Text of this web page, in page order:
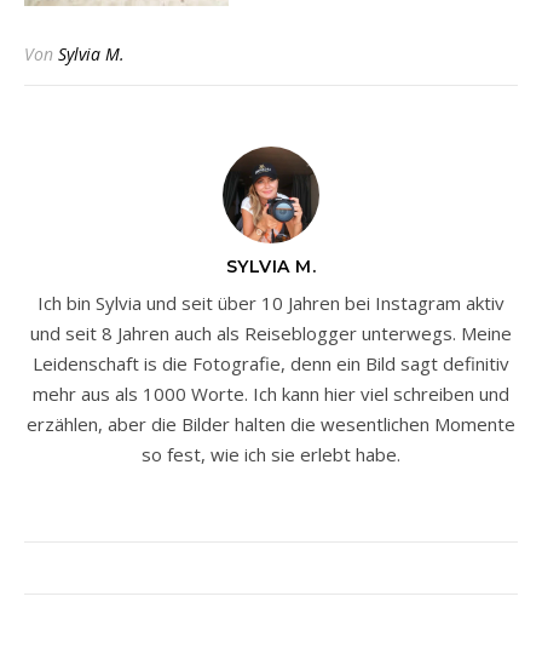
Von Sylvia M.
SYLVIA M.
Ich bin Sylvia und seit über 10 Jahren bei Instagram aktiv
und seit 8 Jahren auch als Reiseblogger unterwegs. Meine
Leidenschaft is die Fotografie, denn ein Bild sagt definitiv
mehr aus als 1000 Worte. Ich kann hier viel schreiben und
erzählen, aber die Bilder halten die wesentlichen Momente
so fest, wie ich sie erlebt habe.